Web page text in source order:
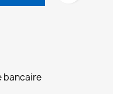
bancaire